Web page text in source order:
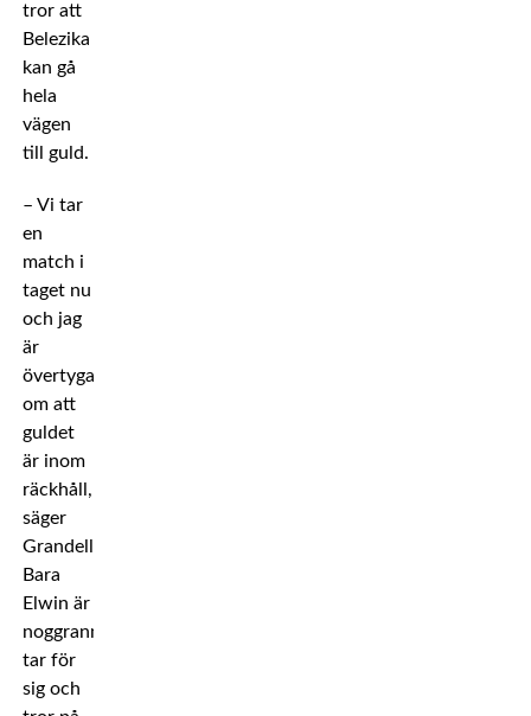
tror att
Belezika
kan gå
hela
vägen
till guld.
– Vi tar
en
match i
taget nu
och jag
är
övertygad
om att
guldet
är inom
räckhåll,
säger
Grandell.
Bara
Elwin är
noggrann,
tar för
sig och